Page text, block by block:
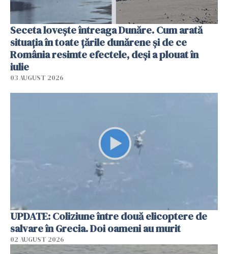
Seceta lovește întreaga Dunăre. Cum arată
situația în toate țările dunărene și de ce
România resimte efectele, deși a plouat în
iulie
03 AUGUST 2026
UPDATE: Coliziune între două elicoptere de
salvare în Grecia. Doi oameni au murit
02 AUGUST 2026